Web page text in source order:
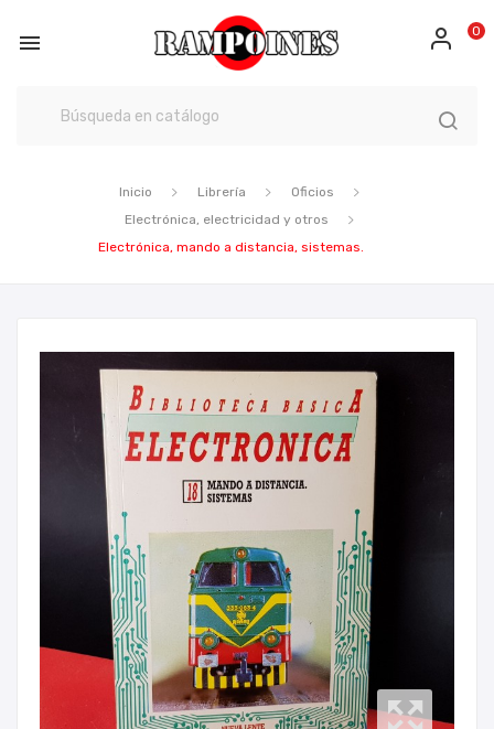
 0
Inicio Librería
Oficios
Electrónica, electricidad y otros
Electrónica, mando a distancia, sistemas.